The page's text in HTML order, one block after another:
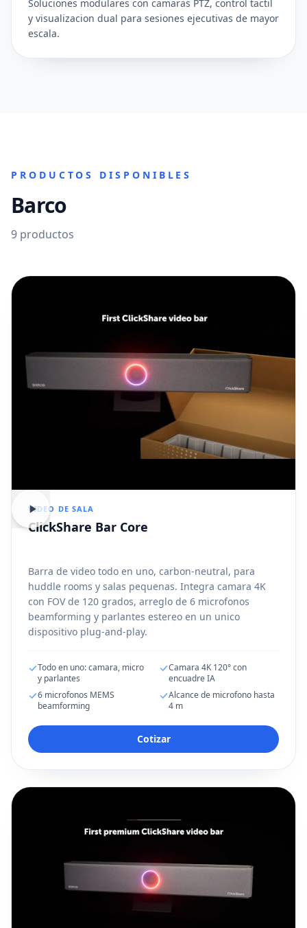
Soluciones modulares con camaras PTZ, control tactil
y visualizacion dual para sesiones ejecutivas de mayor
escala.
PRODUCTOS DISPONIBLES
Barco
9 productos
VIDEO DE SALA
ClickShare Bar Core
Barra de video todo en uno, carbon-neutral, para
huddle rooms y salas pequenas. Integra camara 4K
con FOV de 120 grados, arreglo de 6 microfonos
beamforming y parlantes estereo en un unico
dispositivo plug-and-play.
Todo en uno: camara, micro
y parlantes
Camara 4K 120° con
encuadre IA
6 microfonos MEMS
beamforming
Alcance de microfono hasta
4 m
Cotizar